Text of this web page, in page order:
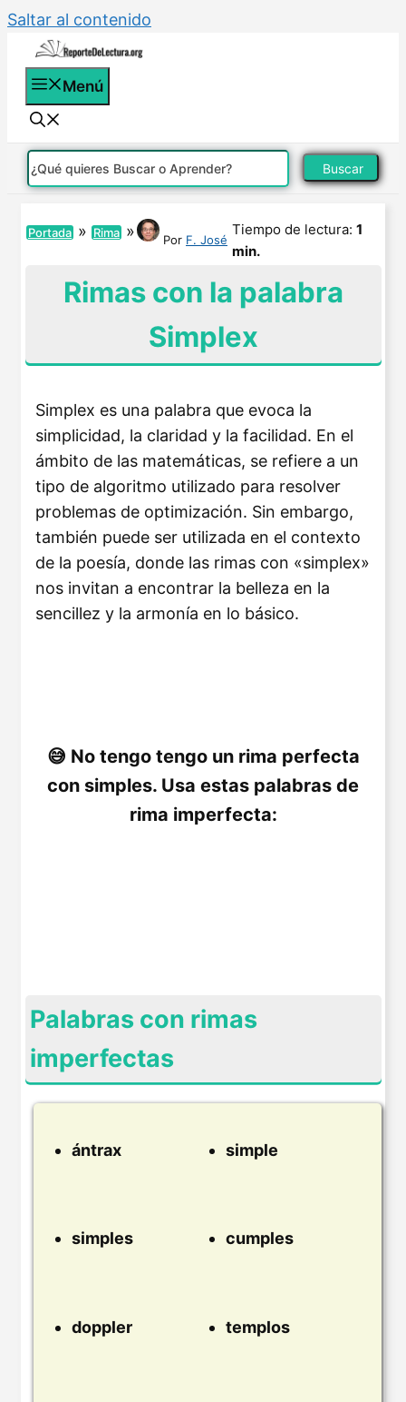
Saltar al contenido
Menú
Buscar
Portada » Rima » Por F. José
Tiempo de lectura: 1
min.
Rimas con la palabra
Simplex
Simplex es una palabra que evoca la
simplicidad, la claridad y la facilidad. En el
ámbito de las matemáticas, se refiere a un
tipo de algoritmo utilizado para resolver
problemas de optimización. Sin embargo,
también puede ser utilizada en el contexto
de la poesía, donde las rimas con «simplex»
nos invitan a encontrar la belleza en la
sencillez y la armonía en lo básico.
No tengo tengo un rima perfecta
con simples. Usa estas palabras de
rima imperfecta:
Palabras con rimas
imperfectas
ántrax simple
simples cumples
doppler templos